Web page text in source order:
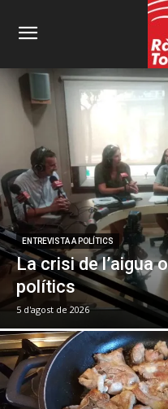
ENTREVISTA A POLÍTICS
La crisi de l’aigua
polítics
5 d'agost de 2026